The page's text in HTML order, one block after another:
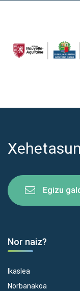
Egizu
Nor naiz?
Ikaslea
Norbanakoa